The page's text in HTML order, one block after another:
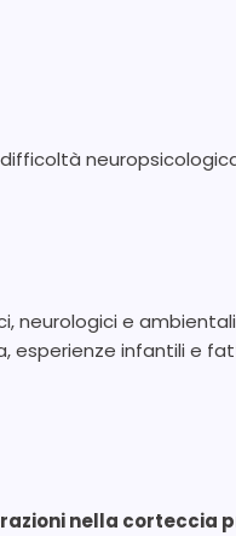
neurologici e
infantili e
nella corteccia